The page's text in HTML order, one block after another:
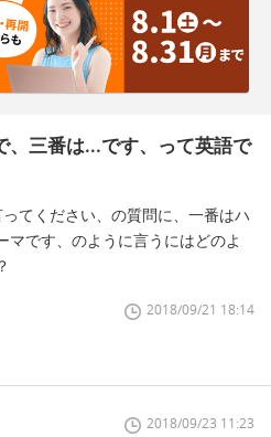
、三番は...です、って英語で
てください、の質問に、一番はハ
マです、のように言うにはどのよ
2018/09/21 18:14
2018/09/23 11:23